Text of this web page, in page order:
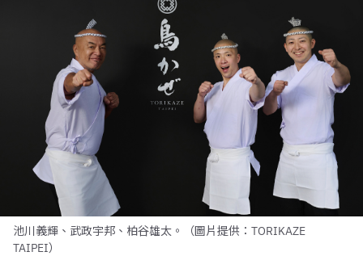
池川義輝、武政宇邦、柏谷雄太。（圖片提供：TORIKAZE
TAIPEI）